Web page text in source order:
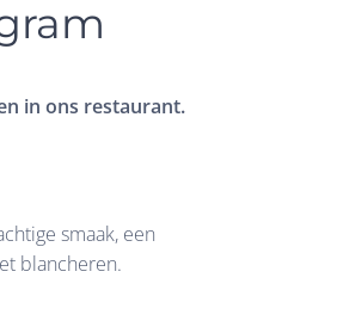
in ons restaurant.
smaak, een
blancheren.